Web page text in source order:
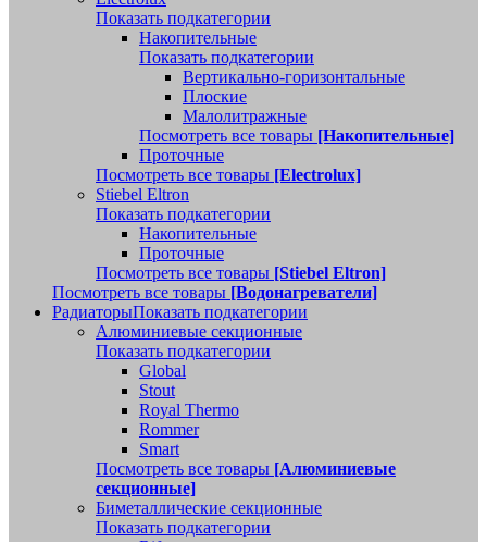
Показать подкатегории
Накопительные
Показать подкатегории
Вертикально-горизонтальные
Плоские
Малолитражные
Посмотреть все товары [Накопительные]
Проточные
Посмотреть все товары [Electrolux]
Stiebel Eltron
Показать подкатегории
Накопительные
Проточные
Посмотреть все товары [Stiebel Eltron]
Посмотреть все товары [Водонагреватели]
РадиаторыПоказать подкатегории
Алюминиевые секционные
Показать подкатегории
Global
Stout
Royal Thermo
Rommer
Smart
Посмотреть все товары [Алюминиевые
секционные]
Биметаллические секционные
Показать подкатегории